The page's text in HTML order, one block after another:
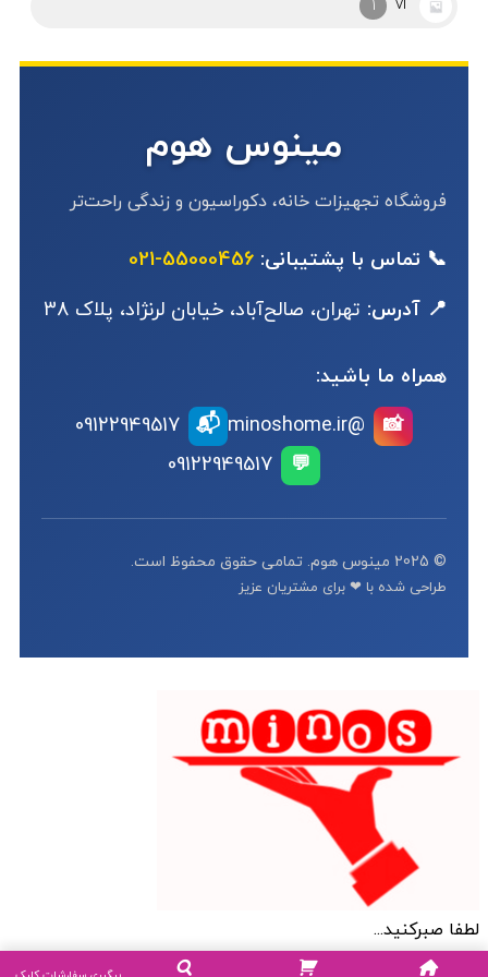
مینوس هوم
فروشگاه تجهیزات خانه، دکوراسیون و زندگی راحت‌تر
📞 تماس با پشتیبانی: 55000456-021
📍 آدرس: تهران، صالح‌آباد، خیابان لرنژاد، پلاک 38
همراه ما باشید:
📸
@minoshome.ir
📬
09122949517
💬
09122949517
© 2025 مینوس هوم. تمامی حقوق محفوظ است.
طراحی شده با ❤ برای مشتریان عزیز
لطفا صبرکنید...